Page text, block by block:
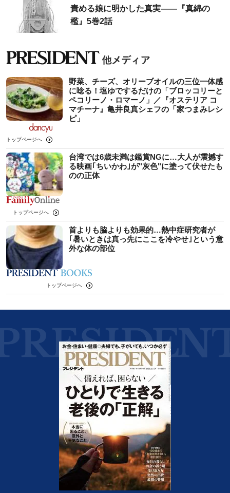
責める娘に明かした真実――『真綿の
檻』5巻2話
野菜、チーズ、オリーブオイルの三位一体感
に唸る！塩ゆでするだけの「ブロッコリーと
ペコリーノ・ロマーノ」／『オステリア コ
マチーナ』亀井良真シェフの「家つまみレシ
ピ」
トップページへ
台湾では6歳未満は鑑賞NGに…大人が震撼す
る映画｢ちいかわ｣が"灰色"に塗って伏せたも
のの正体
トップページへ
首よりも脇よりも効果的…熱中症研究者が
｢暑いときは真っ先にここを冷やせ｣という意
外な体の部位
トップページへ